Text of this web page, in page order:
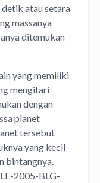
atau setara
massanya
ditemukan
yang memiliki
mengitari
dengan
planet
tersebut
yang kecil
bintangnya.
2005-BLG-